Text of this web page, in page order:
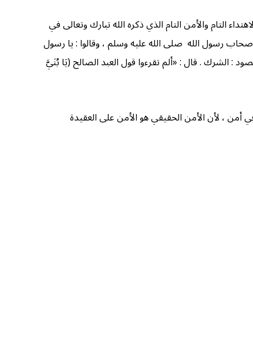
التام والأمن التام الذي ذكره الله تبارك وتعالى في
رسول الله صلى الله عليه وسلم ، وقالوا : يا رسول
: الشرك . قال : «ألم تقرءوا قول العبد الصالح (يَا بُنَيَّ
أمن ، لأن الأمن الحقيقي هو الأمن على العقيدة